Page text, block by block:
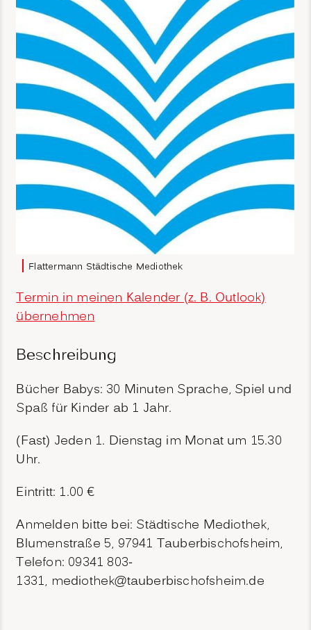
Flattermann Städtische Mediothek
Termin in meinen Kalender (z. B. Outlook)
übernehmen
Beschreibung
Bücher Babys: 30 Minuten Sprache, Spiel und
Spaß für Kinder ab 1 Jahr.
(Fast) Jeden 1. Dienstag im Monat um 15.30
Uhr.
Eintritt: 1.00 €
Anmelden bitte bei: Städtische Mediothek,
Blumenstraße 5, 97941 Tauberbischofsheim,
Telefon: 09341 803-
1331, mediothek@tauberbischofsheim.de